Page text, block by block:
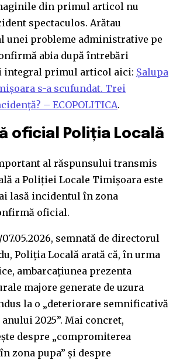
din primul articol nu
spectaculos. Arătau
unei probleme administrative pe
abia după întrebări
integral primul articol aici: Șalupa
s-a scufundat. Trei
– ECOPOLITICA.
oficial Poliția Locală
al răspunsului transmis
a Poliției Locale Timișoara este
lasă incidentul în zona
oficial.
semnată de directorul
Poliția Locală arată că, în urma
ambarcațiunea prezenta
majore generate de uzura
la o „deteriorare semnificativă
2025”. Mai concret,
despre „compromiterea
zona pupa” și despre